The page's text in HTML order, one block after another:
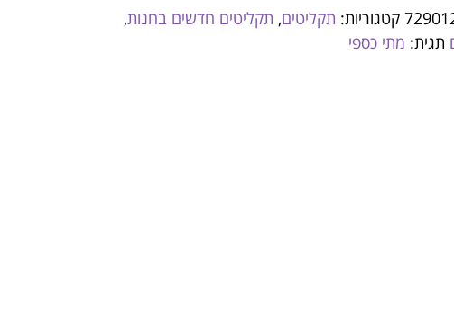
קטגוריות: תקליטים, תקליטים חדשים בחנות,
תגית: מתי כספי